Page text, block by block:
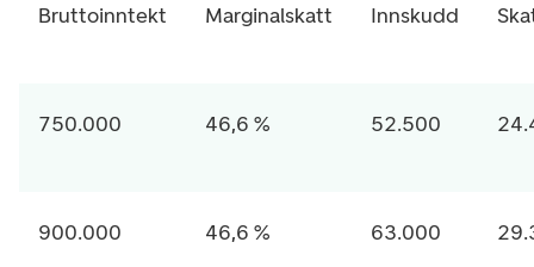
Bruttoinntekt Marginalskatt Innskudd
750.000 46,6 % 52.500
900.000 46,6 % 63.000